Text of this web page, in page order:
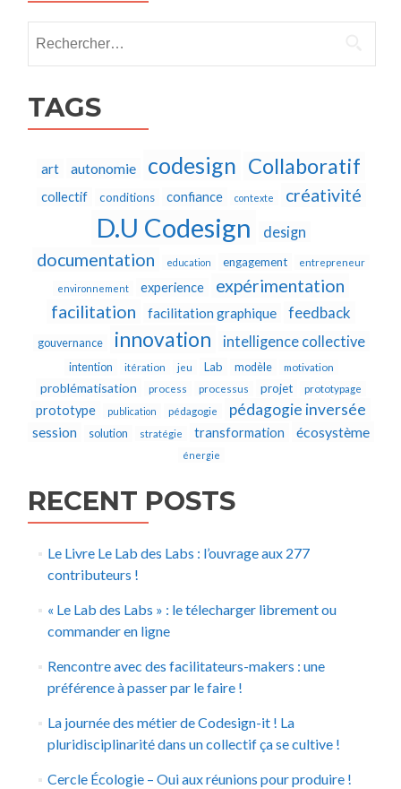
TAGS
art autonomie codesign Collaboratif
collectif conditions confiance contexte créativité
D.U Codesign design
documentation education engagement entrepreneur
environnement experience
expérimentation
facilitation
facilitation graphique feedback
gouvernance innovation intelligence collective
intention itération jeu Lab modèle motivation
problématisation process processus projet prototypage
prototype publication pédagogie pédagogie inversée
session solution stratégie transformation écosystème
énergie
RECENT POSTS
Le Livre Le Lab des Labs : l’ouvrage aux 277
contributeurs !
« Le Lab des Labs » : le télecharger librement ou
commander en ligne
Rencontre avec des facilitateurs-makers : une
préférence à passer par le faire !
La journée des métier de Codesign-it ! La
pluridisciplinarité dans un collectif ça se cultive !
Cercle Écologie – Oui aux réunions pour produire !